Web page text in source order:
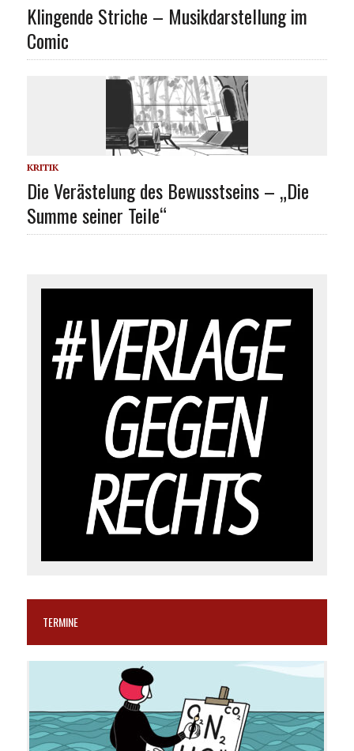
Klingende Striche – Musikdarstellung im
Comic
KRITIK
Die Verästelung des Bewusstseins – „Die
Summe seiner Teile“
TERMINE